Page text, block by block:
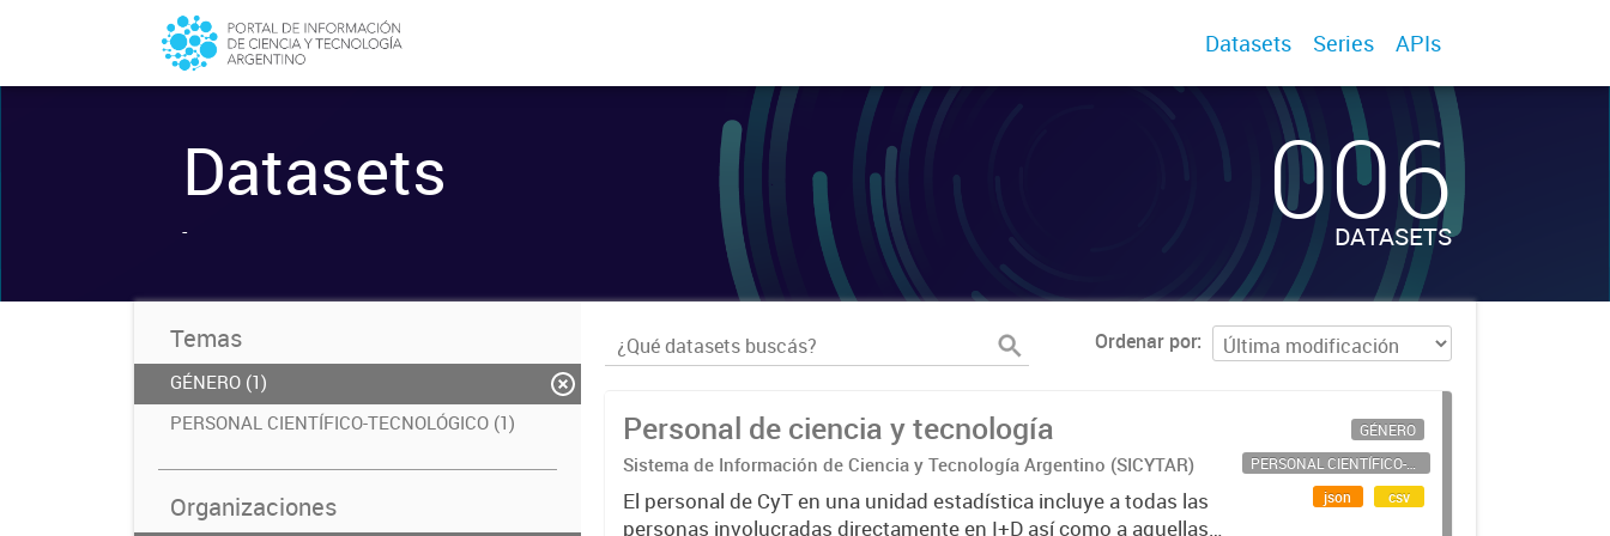
Datasets Series APIs
Datasets
- 006
DATASETS
Temas
GÉNERO (1)
PERSONAL CIENTÍFICO-TECNOLÓGICO (1)
Organizaciones
Ordenar por
Personal de ciencia y tecnología
Sistema de Información de Ciencia y Tecnología Argentino (SICYTAR)
El personal de CyT en una unidad estadística incluye a todas las
personas involucradas directamente en I+D así como a aquellas
GÉNERO
PERSONAL CIENTÍFICO-TECNOLÓGICO
json
csv